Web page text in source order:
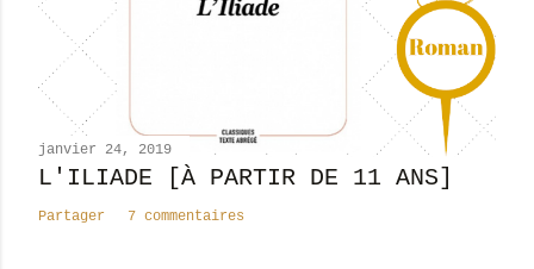
c
m
n
t
i
janvier 24, 2019
L'ILIADE [À PARTIR DE 11 ANS]
Partager 7 commentaires